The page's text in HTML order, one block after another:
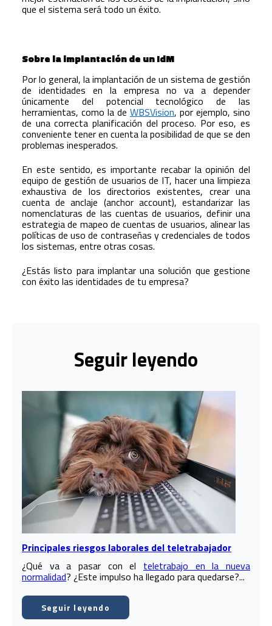
que el sistema será todo un éxito.
Sobre la implantación de un IdM
Por lo general, la implantación de un sistema de gestión
de identidades en la empresa no va a depender
únicamente del potencial tecnológico de las
herramientas, como la de WBSVision, por ejemplo, sino
de una correcta planificación del proceso. Por eso, es
conveniente tener en cuenta la posibilidad de que se den
problemas inesperados.
En este sentido, es importante recabar la opinión del
equipo de gestión de usuarios de IT, hacer una limpieza
exhaustiva de los directorios existentes, crear una
cuenta de anclaje (anchor account), estandarizar las
nomenclaturas de las cuentas de usuarios, definir una
estrategia de mapeo de cuentas de usuarios, alinear las
políticas de uso de contraseñas y credenciales de todos
los sistemas, entre otras cosas.
¿Estás listo para implantar una solución que gestione
con éxito las identidades de tu empresa?
Seguir leyendo
Principales riesgos laborales del teletrabajador
¿Qué va a pasar con el teletrabajo en la nueva
normalidad? ¿Este impulso ha llegado para quedarse?...
Seguir leyendo